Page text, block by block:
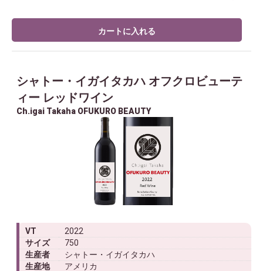
カートに入れる
シャトー・イガイタカハ オフクロビューテ
ィー レッドワイン
Ch.igai Takaha OFUKURO BEAUTY
VT
2022
サイズ
750
生産者
シャトー・イガイタカハ
生産地
アメリカ